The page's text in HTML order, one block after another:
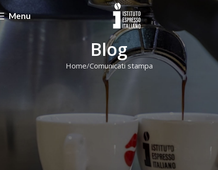
Menu
Blog
Home Comunicati stampa